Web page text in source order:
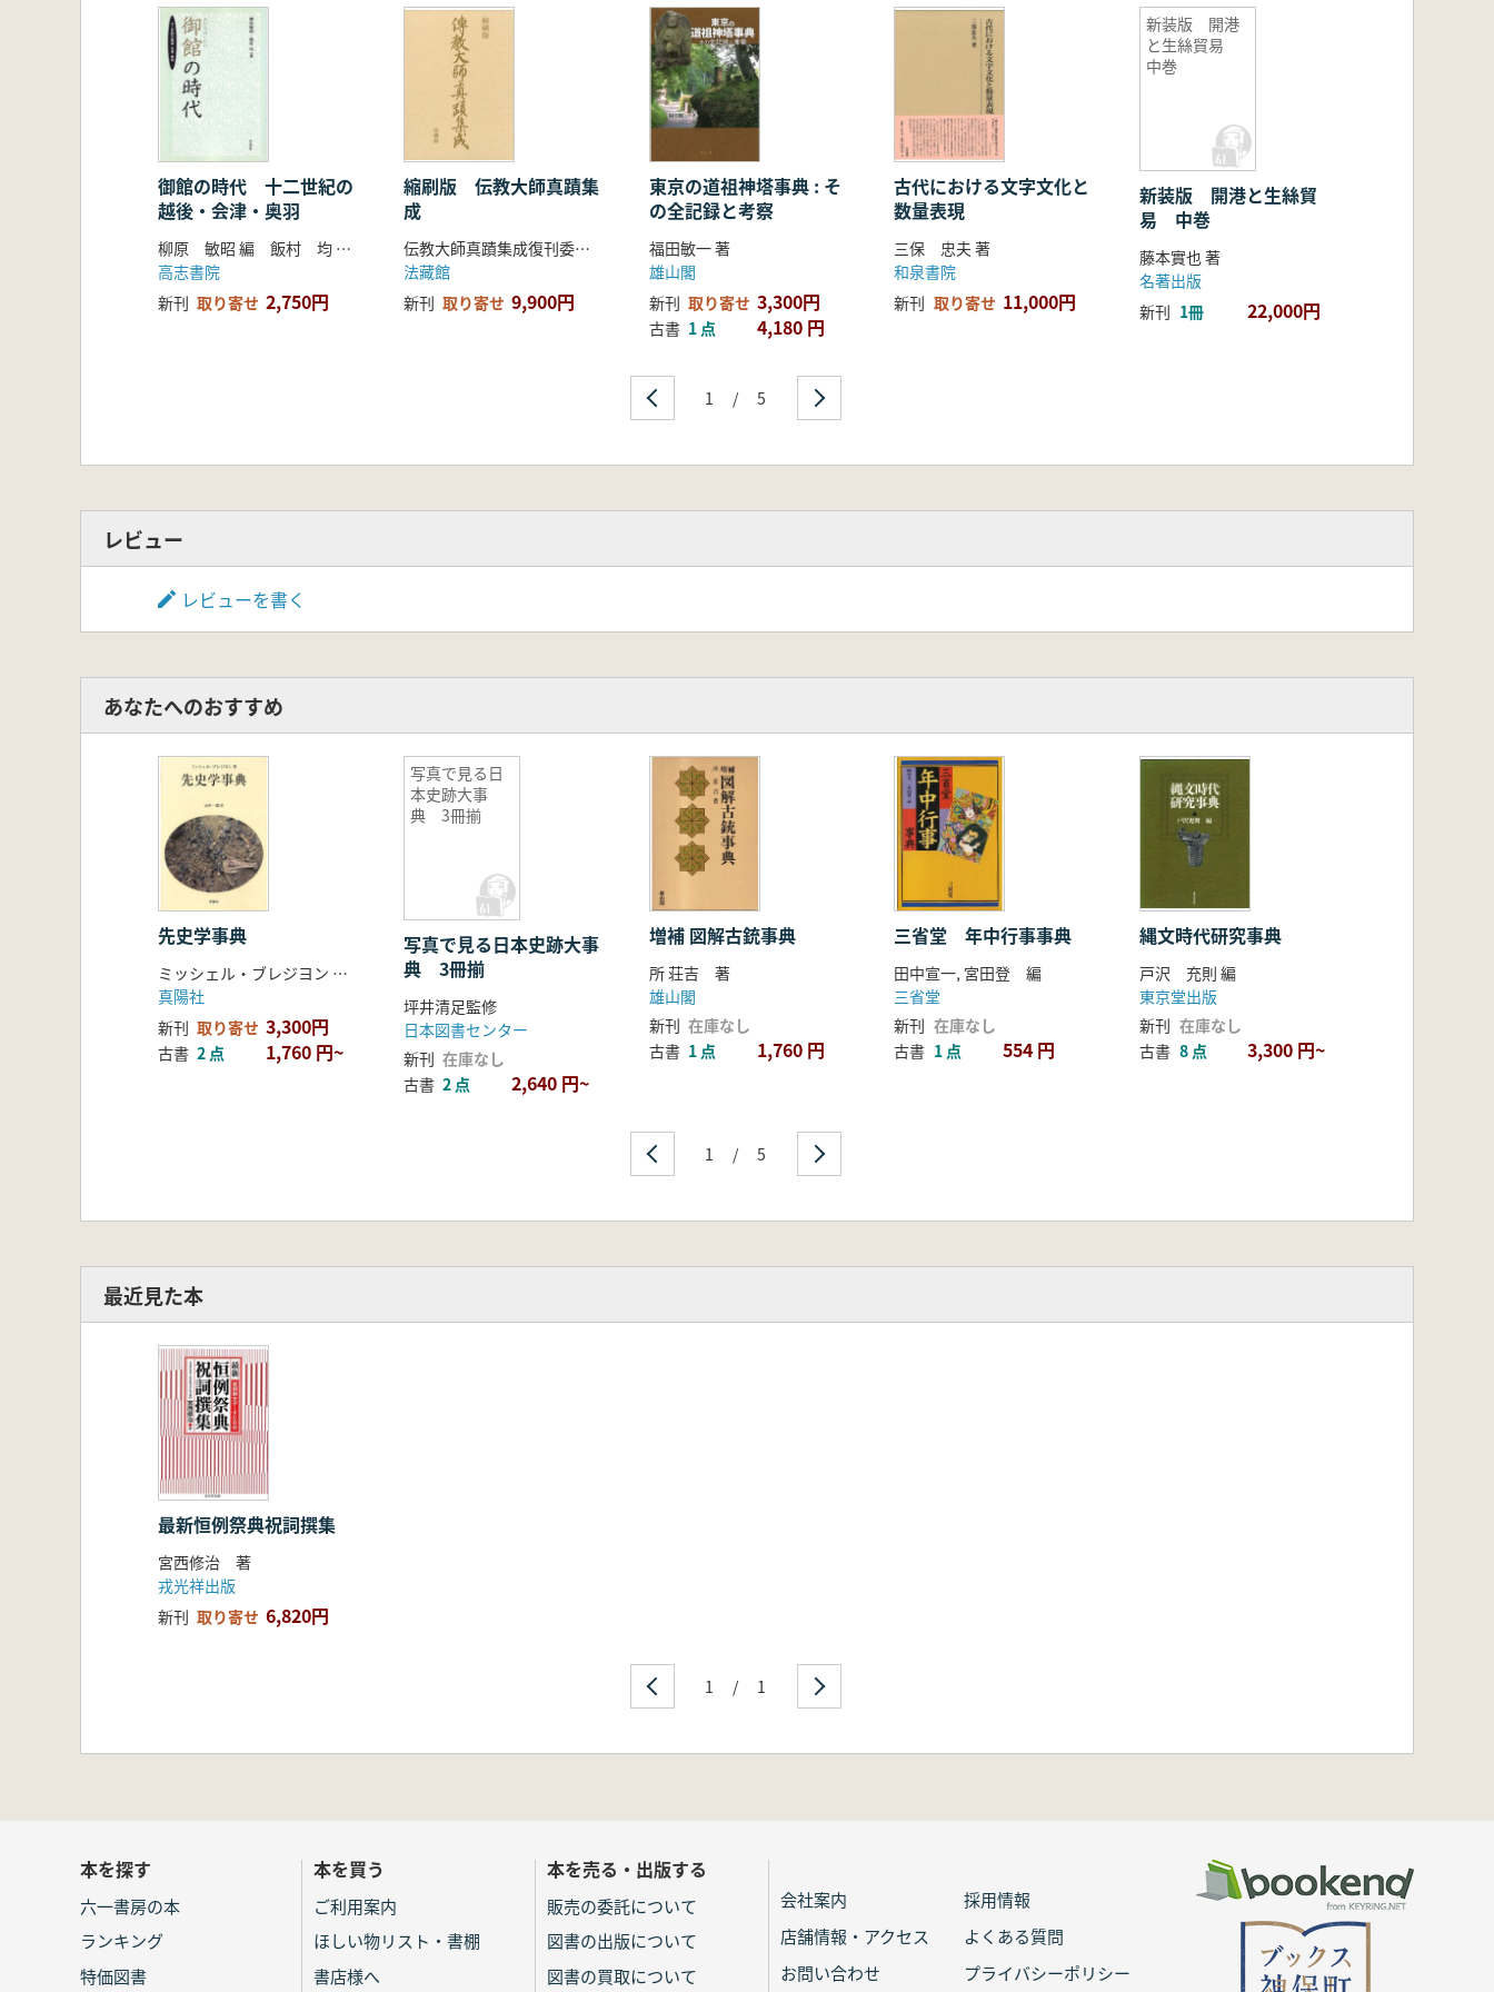
10 若 水 祭
11 奉納書初展奉告祭
12 印章護持祭
13 一月月次祭
14 節 分 祭
15 四月朔旦祭 辞別
16 表千家献茶祭
17 献 灯 祭
18 嘉 祥 祭
19 稚 児 祭
20 狭山茶奉納奉告祭
21 煎茶礼道日泉流献茶祭
28 十二月朔旦祭 辞別 大麻頒布始奉告
四、社頭に於ける祭典
30 神符焼納祭
31 鎮 火 祭
五、神 幸 祭
33 遷霊 遷霊後 於輦輿前
34 発 輦
36 皇居坂下門駐輦
37 御 旅 所
38 還幸 遷霊前 於輦輿前
39 還幸 遷霊後 於本社
六、末社祭典
40 猿田彦神社庚申祭
七、遥 拝
41 春季皇霊祭遥拝
42 神嘗祭遥拝
八、慰 霊 祭
43 山王祖霊祭
九、日 供
十、内陣神楽
参考文献一覧
御館の時代 十二世紀の
越後・会津・奥羽
柳原 敏昭 編 飯村 均 編
高志書院
新刊 取り寄せ 2,750円
縮刷版 伝教大師真蹟集
成
伝教大師真蹟集成復刊委員会 編集
法藏館
新刊 取り寄せ 9,900円
東京の道祖神塔事典 : そ
の全記録と考察
福田敏一 著
雄山閣
新刊 取り寄せ 3,300円
古書 1 点 4,180 円
古代における文字文化と
数量表現
三保 忠夫 著
和泉書院
新刊 取り寄せ 11,000円
新装版 開港
と生絲貿易
中巻
新装版 開港と生絲貿
易 中巻
藤本實也 著
名著出版
新刊 1冊 22,000円
1 / 5
レビュー
レビューを書く
あなたへのおすすめ
先史学事典
ミッシェル・ブレジヨン 著 山中一郎 訳
真陽社
新刊 取り寄せ 3,300円
古書 2 点 1,760 円~
写真で見る日
本史跡大事
典 3冊揃
写真で見る日本史跡大事
典 3冊揃
坪井清足監修
日本図書センター
新刊 在庫なし
古書 2 点 2,640 円~
増補 図解古銃事典
所 荘吉 著
雄山閣
新刊 在庫なし
古書 1 点 1,760 円
三省堂 年中行事事典
田中宣一, 宮田登 編
三省堂
新刊 在庫なし
古書 1 点 554 円
縄文時代研究事典
戸沢 充則 編
東京堂出版
新刊 在庫なし
古書 8 点 3,300 円~
1 / 5
最近見た本
最新恒例祭典祝詞撰集
宮西修治 著
戎光祥出版
新刊 取り寄せ 6,820円
1 / 1
本を探す
六一書房の本
ランキング
特価図書
本を買う
ご利用案内
ほしい物リスト・書棚
書店様へ
本を売る・出版する
販売の委託について
図書の出版について
図書の買取について
会社案内
採用情報
店舗情報・アクセス
よくある質問
お問い合わせ
プライバシーポリシー